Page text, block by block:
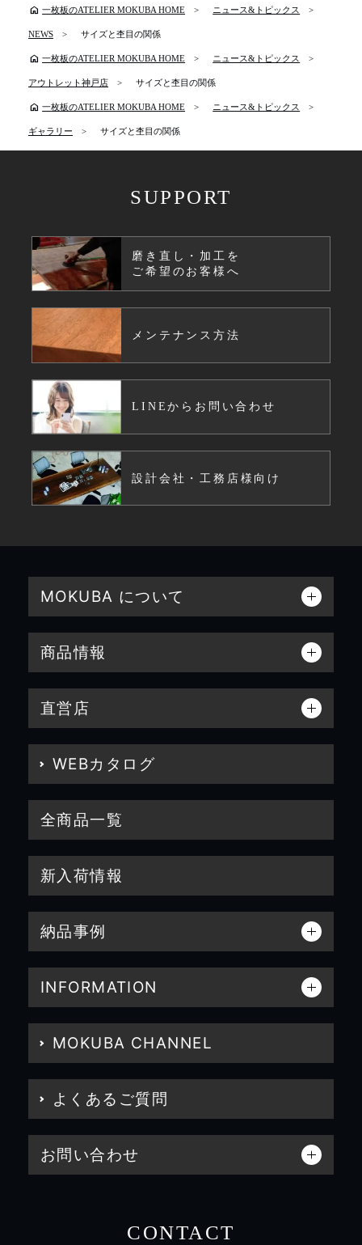
home 一枚板のATELIER MOKUBA HOME ニュース&トピックス
NEWS サイズと杢目の関係
home 一枚板のATELIER MOKUBA HOME ニュース&トピックス
アウトレット神戸店 サイズと杢目の関係
home 一枚板のATELIER MOKUBA HOME ニュース&トピックス
ギャラリー サイズと杢目の関係
SUPPORT
磨き直し・加工を
ご希望のお客様へ
メンテナンス方法
LINEからお問い合わせ
設計会社・工務店様向け
MOKUBA について
商品情報
直営店
WEBカタログ
全商品一覧
新入荷情報
納品事例
INFORMATION
MOKUBA CHANNEL
よくあるご質問
お問い合わせ
CONTACT